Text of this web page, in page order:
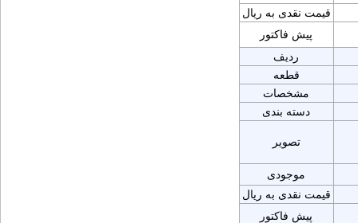
قیمت نقدی به ریال
پیش فاکتور
ردیف
قطعه
مشخصات
دسته بندی
تصویر
موجودی
قیمت نقدی به ریال
پیش فاکتور